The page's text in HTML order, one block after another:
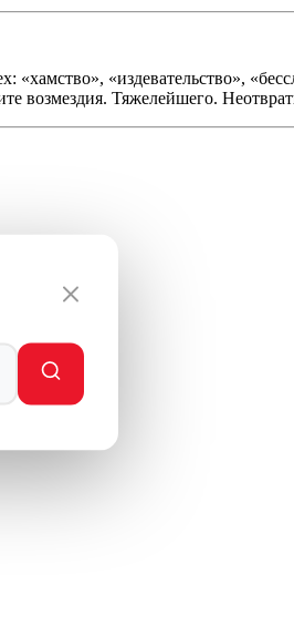
«хамство», «издевательство»,
возмездия. Тяжелейшего.